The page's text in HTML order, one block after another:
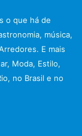
o que há de
música,
E mais
Moda, Estilo,
no Brasil e no